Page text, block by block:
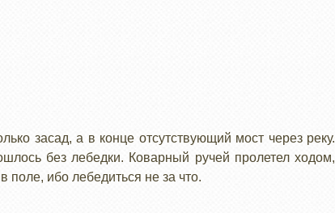
засад, а в конце отсутствующий мост через реку.
без лебедки. Коварный ручей пролетел ходом,
поле, ибо лебедиться не за что.